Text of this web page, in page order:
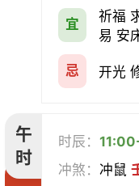
宜
祈福
易 安
忌 开光
午
时
时辰：
冲煞：冲鼠